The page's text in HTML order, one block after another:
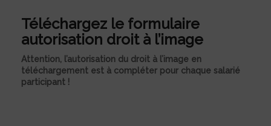
Téléchargez le formulaire
autorisation droit à l’image
Attention, l’autorisation du droit à l’image en
téléchargement est à compléter pour chaque salarié
participant !